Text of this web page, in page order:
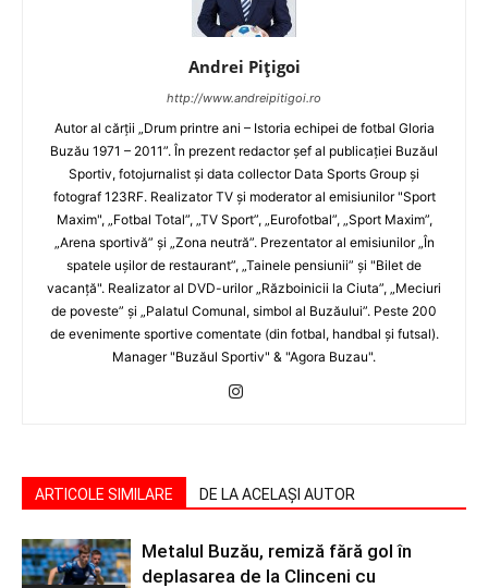
Andrei Pițigoi
http://www.andreipitigoi.ro
Autor al cărţii „Drum printre ani – Istoria echipei de fotbal Gloria
Buzău 1971 – 2011”. În prezent redactor şef al publicaţiei Buzăul
Sportiv, fotojurnalist şi data collector Data Sports Group şi
fotograf 123RF. Realizator TV şi moderator al emisiunilor "Sport
Maxim", „Fotbal Total”, „TV Sport”, „Eurofotbal”, „Sport Maxim”,
„Arena sportivă” şi „Zona neutră”. Prezentator al emisiunilor „În
spatele uşilor de restaurant”, „Tainele pensiunii” şi "Bilet de
vacanţă". Realizator al DVD-urilor „Războinicii la Ciuta”, „Meciuri
de poveste” şi „Palatul Comunal, simbol al Buzăului”. Peste 200
de evenimente sportive comentate (din fotbal, handbal şi futsal).
Manager "Buzăul Sportiv" & "Agora Buzau".
ARTICOLE SIMILARE DE LA ACELAȘI AUTOR
Metalul Buzău, remiză fără gol în
deplasarea de la Clinceni cu